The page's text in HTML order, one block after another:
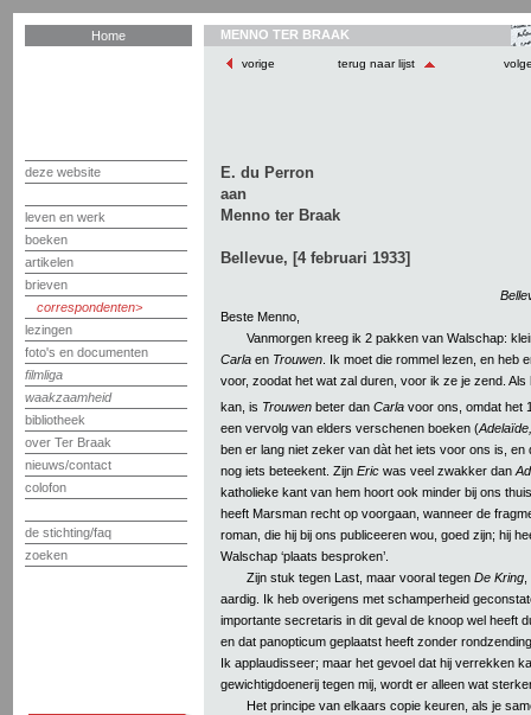
Home
deze website
leven en werk
boeken
artikelen
brieven
correspondenten
lezingen
foto's en documenten
filmliga
waakzaamheid
bibliotheek
over Ter Braak
nieuws/contact
colofon
de stichting/faq
zoeken
MENNO TER BRAAK
vorige terug naar lijst
E. du Perron
aan
Menno ter Braak
Bellevue, [4 februari 1933]
Beste Menno,
Vanmorgen kreeg ik 2 pakken van Walschap:
Carla en Trouwen . Ik moet die rommel lezen, en heb
voor, zoodat het wat zal duren, voor ik ze je zend. Als
kan, is Trouwen beter dan Carla voor ons, omdat het
een vervolg van elders verschenen boeken (
ben er lang niet zeker van dàt het iets voor ons is, en
nog iets beteekent. Zijn Eric was veel zwakker dan
katholieke kant van hem hoort ook minder bij ons
heeft Marsman recht op voorgaan, wanneer de
roman, die hij bij ons publiceeren wou, goed zijn; hij
Walschap ‘plaats besproken’.
Zijn stuk tegen Last, maar vooral tegen De Kring
aardig. Ik heb overigens met schamperheid
importante secretaris in dit geval de knoop wel heeft
en dat panopticum geplaatst heeft zonder
Ik applaudisseer; maar het gevoel dat hij verrekken
gewichtigdoenerij tegen mij, wordt er alleen wat
Het principe van elkaars copie keuren, als je